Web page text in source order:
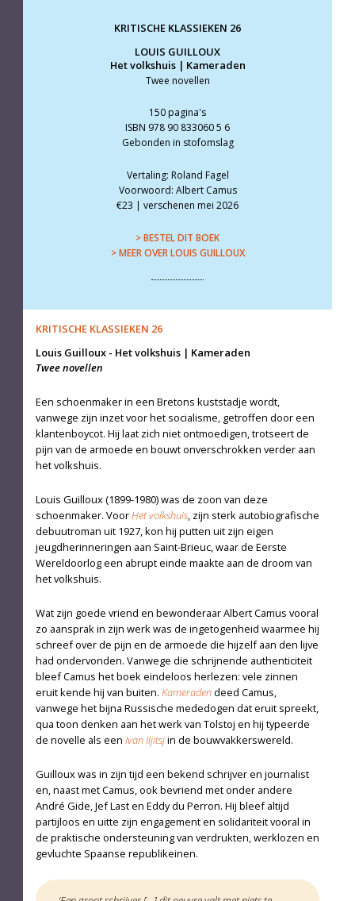
KRITISCHE KLASSIEKEN 26
LOUIS GUILLOUX
Het volkshuis | Kameraden
Twee novellen
150 pagina's
ISBN 978 90 833060 5 6
Gebonden in stofomslag
Vertaling: Roland Fagel
Voorwoord: Albert Camus
€23 | verschenen mei 2026
> BESTEL DIT BOEK
> MEER OVER LOUIS GUILLOUX
KRITISCHE KLASSIEKEN 26
Louis Guilloux- Het volkshuis | Kameraden
Twee novellen
Een schoenmaker in een Bretons kuststadje wordt,
vanwege zijn inzet voor het socialisme, getroffen door een
klantenboycot. Hij laat zich niet ontmoedigen, trotseert de
pijn van de armoede en bouwt onverschrokken verder aan
het volkshuis.
Louis Guilloux (1899-1980) was de zoon van deze
schoenmaker. VoorHet volkshuis, zijn sterk autobiografische
debuutroman uit 1927, kon hij putten uit zijn eigen
jeugdherinneringen aan Saint-Brieuc, waar de Eerste
Wereldoorlog een abrupt einde maakte aan de droom van
het volkshuis.
Wat zijn goede vriend en bewonderaar Albert Camus vooral
zo aansprak in zijn werk was de ingetogenheid waarmee hij
schreef over de pijn en de armoede die hijzelf aan den lijve
had ondervonden. Vanwege die schrijnende authenticiteit
bleef Camus het boek eindeloos herlezen: vele zinnen
eruit kende hij van buiten. Kameradendeed Camus,
vanwege het bijna Russische mededogen dat eruit spreekt,
qua toon denken aan het werk van Tolstoj en hij typeerde
de novelle als een Ivan Iljitsjin de bouwvakkerswereld.
Guilloux was in zijn tijd een bekend schrijver en journalist
en, naast met Camus, ook bevriend met onder andere
André Gide, Jef Last en Eddy du Perron. Hij bleef altijd
partijloos en uitte zijn engagement en solidariteit vooral in
de praktische ondersteuning van verdrukten, werklozen en
gevluchte Spaanse republikeinen.